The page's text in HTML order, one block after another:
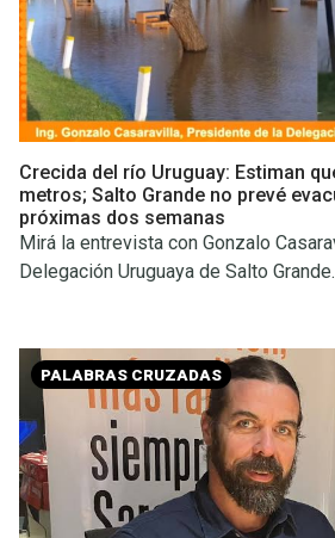
Crecida del río Uruguay: Estiman
metros; Salto Grande no prevé
próximas dos semanas
Mirá la entrevista con Gonzalo
Delegación Uruguaya de Salto Grande.
PALABRAS CRUZADAS